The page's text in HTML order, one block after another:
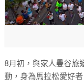
8月初，與家人曼谷旅
動，身為馬拉松愛好